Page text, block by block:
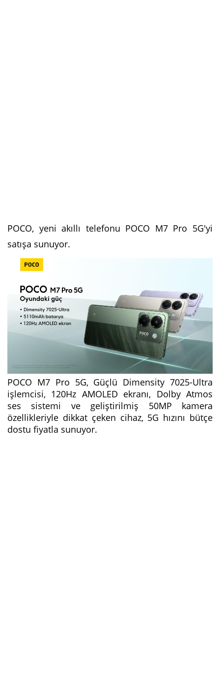
POCO, yeni akıllı telefonu POCO M7 Pro 5G'yi
satışa sunuyor.
POCO M7 Pro 5G, Güçlü Dimensity 7025-Ultra
işlemcisi, 120Hz AMOLED ekranı, Dolby Atmos
ses sistemi ve geliştirilmiş 50MP kamera
özellikleriyle dikkat çeken cihaz, 5G hızını bütçe
dostu fiyatla sunuyor.